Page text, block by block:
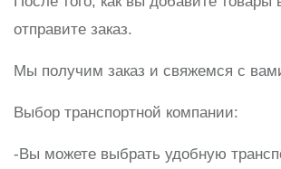
отправите заказ.
Мы получим заказ и свяжемся с
Выбор транспортной компании:
-Вы можете выбрать удобную